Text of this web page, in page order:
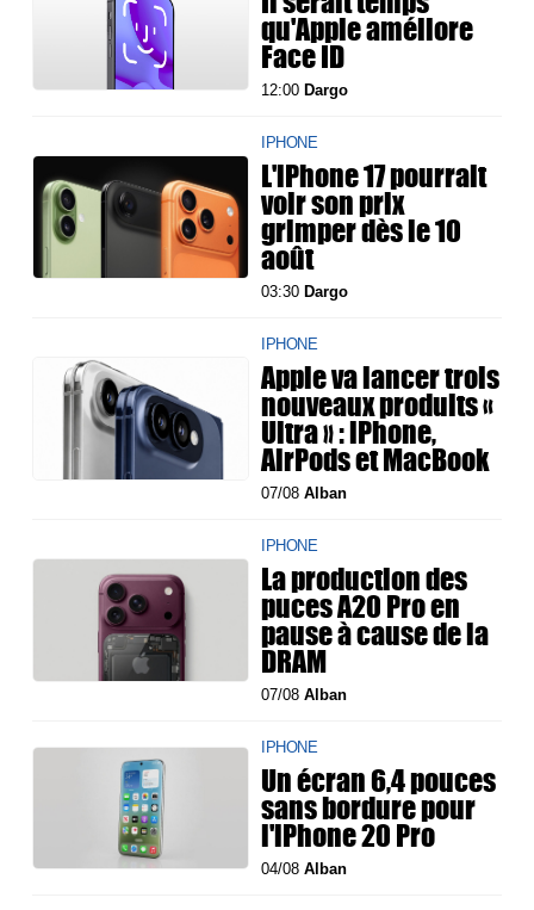
qu'Apple améliore
Face ID
12:00 Dargo
IPHONE
L'iPhone 17 pourrait
voir son prix
grimper dès le 10
août
03:30 Dargo
IPHONE
Apple va lancer trois
nouveaux produits «
Ultra » : iPhone,
AirPods et MacBook
07/08Alban
IPHONE
La production des
puces A20 Pro en
pause à cause de la
DRAM
07/08Alban
IPHONE
Un écran 6,4 pouces
sans bordure pour
l'iPhone 20 Pro
04/08Alban